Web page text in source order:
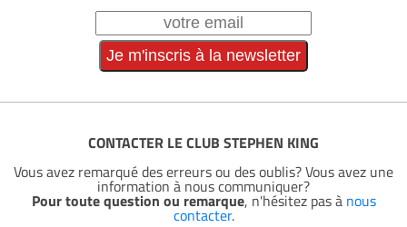
CONTACTER LE CLUB STEPHEN KING
Vous avez remarqué des erreurs ou des oublis? Vous avez une
information à nous communiquer?
Pour toute question ou remarque, n'hésitez pas à nous
contacter.